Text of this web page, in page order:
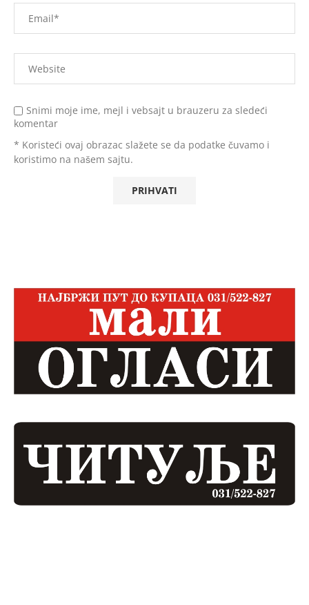
Snimi moje ime, mejl i vebsajt u brauzeru za sledeći
komentar
* Koristeći ovaj obrazac slažete se da podatke čuvamo i
koristimo na našem sajtu.